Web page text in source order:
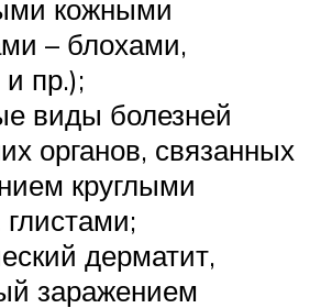
кожными
– блохами,
пр.);
виды болезней
органов, связанных
круглыми
дерматит,
заражением